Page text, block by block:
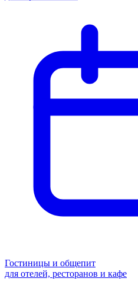
Гостиницы и общепит
для отелей, ресторанов и кафе